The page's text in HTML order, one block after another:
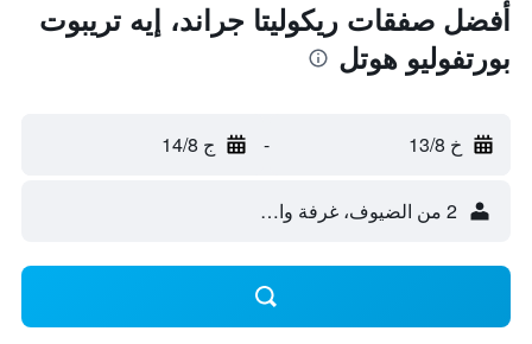
أفضل صفقات ريكوليتا جراند، إيه تريبوت
بورتفوليو هوتل
خ 13/8 - ج 14/8
2 من الضيوف، غرفة واحدة